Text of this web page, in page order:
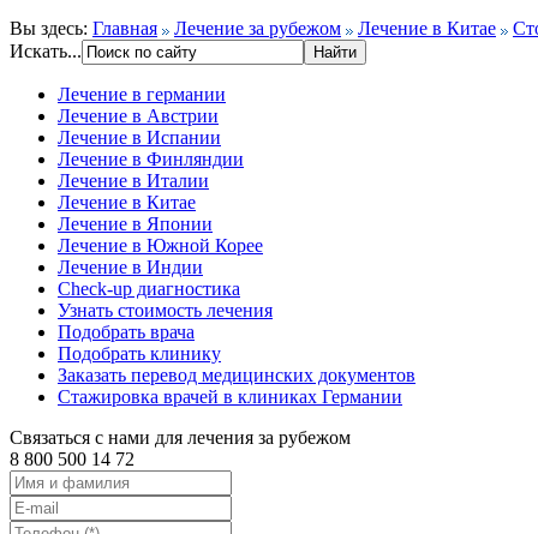
Вы здесь: Главная Лечение за рубежом Лечение в Китае
Искать...
Лечение в германии
Лечение в Австрии
Лечение в Испании
Лечение в Финляндии
Лечение в Италии
Лечение в Китае
Лечение в Японии
Лечение в Южной Корее
Лечение в Индии
Check-up диагностика
Узнать стоимость лечения
Подобрать врача
Подобрать клинику
Заказать перевод медицинских документов
Стажировка врачей в клиниках Германии
Связаться с нами для лечения за рубежом
8 800 500 14 72